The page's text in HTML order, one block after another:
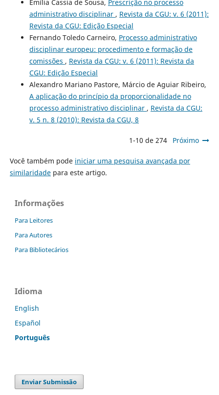
Emília Cassia de Sousa, Prescrição no processo
administrativo disciplinar , Revista da CGU: v. 6 (2011):
Revista da CGU: Edição Especial
Fernando Toledo Carneiro, Processo administrativo
disciplinar europeu: procedimento e formação de
comissões , Revista da CGU: v. 6 (2011): Revista da
CGU: Edição Especial
Alexandro Mariano Pastore, Márcio de Aguiar Ribeiro,
A aplicação do princípio da proporcionalidade no
processo administrativo disciplinar , Revista da CGU:
v. 5 n. 8 (2010): Revista da CGU, 8
1-10 de 274 Próximo
Você também pode iniciar uma pesquisa avançada por
similaridadepara este artigo.
Informações
Para Leitores
Para Autores
Para Bibliotecários
Idioma
English
Español
Português
Enviar Submissão